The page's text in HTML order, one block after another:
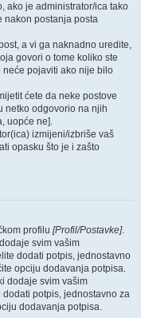
ako je administrator/ica tako
nakon postanja posta
a vi ga naknadno uredite,
govori o tome koliko ste
neće pojaviti ako nije bilo
ćete da neke postove
netko odgovorio na njih
uopće ne].
izmijeni/izbriše vaš
opasku što je i zašto
profilu [Profil/Postavke].
svim vašim
dodati potpis, jednostavno
opciju dodavanja potpisa.
dodaje svim vašim
potpis, jednostavno za
dodavanja potpisa.